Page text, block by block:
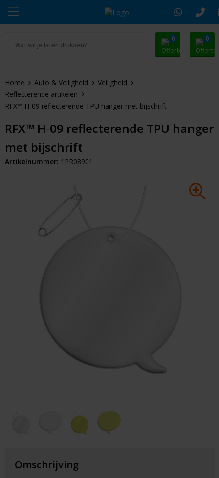
0 0
Drinkwaren
Kleding & Textiel
Tassen & Reizen
Elektronica & Gadgets
Sleutelhangers & Tools
Huis & Lifestyle
Auto & Veiligheid
Paraplu's
Cadeaubonnen
Alle promosnoepje
Zomer
Pasen
Kerst
Eindejaarsgeschenken
Thule
Moleskine
Alle merken
Home Auto & Veiligheid
Veiligheid
Reflecterende artikelen
RFX™ H-09 reflecterende TPU hanger met bijschrift
RFX™ H-09 reflecterende TPU hanger
met bijschrift
Artikelnummer: 1PR08901
Omschrijving